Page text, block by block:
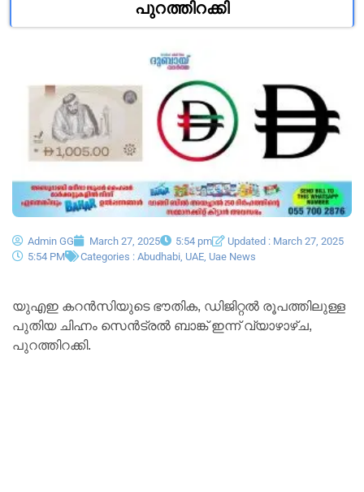
പുറത്തിറക്കി
Admin GG March 27, 2025 5:54 pm
Updated : March 27, 2025
5:54 PM
Categories : Abudhabi UAE Uae News
യുഎഇ കറൻസിയുടെ ഭൗതിക, ഡിജിറ്റൽ രൂപത്തിലുള്ള
പുതിയ ചിഹ്നം സെൻട്രൽ ബാങ്ക് ഇന്ന് വ്യാഴാഴ്ച,
പുറത്തിറക്കി.